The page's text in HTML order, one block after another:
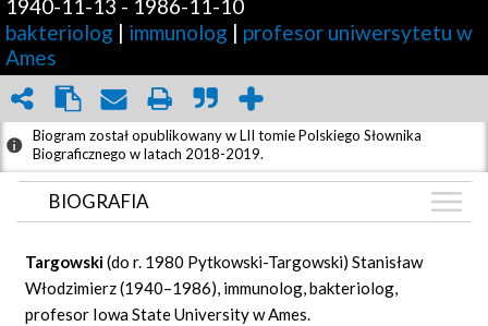
1940-11-13 - 1986-11-10
bakteriolog | immunolog | profesor uniwersytetu w
Ames
Biogram został opublikowany w LII tomie Polskiego Słownika
Biograficznego w latach 2018-2019.
BIOGRAFIA
GRAF POWIĄZAŃ
Targowski(do r. 1980 Pytkowski-Targowski) Stanisław
Włodzimierz (1940–1986), immunolog, bakteriolog,
profesor Iowa State University w Ames.